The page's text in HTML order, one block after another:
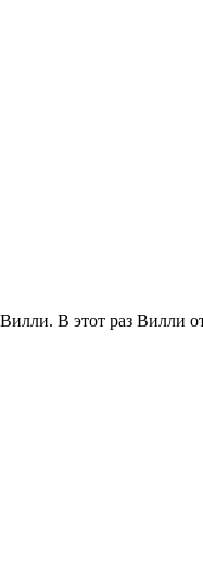
В этот раз Вилли